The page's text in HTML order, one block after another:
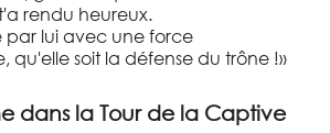
rendu heureux.
par lui avec une force
qu'elle soit la défense du trône !»
dans la Tour de la Captive